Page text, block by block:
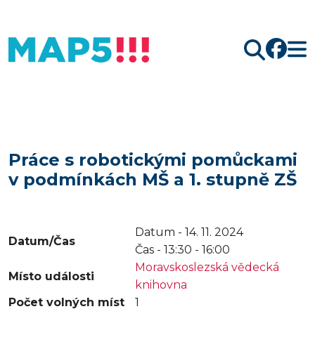
Práce s robotickými pomůckami
v podmínkách MŠ a 1. stupně ZŠ
Datum/Čas
Datum - 14. 11. 2024
Čas - 13:30 - 16:00
Místo události
Moravskoslezská vědecká
knihovna
Počet volných míst
1